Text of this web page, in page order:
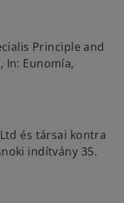
Principle and
In: Eunomía,
és társai kontra
indítvány 35.